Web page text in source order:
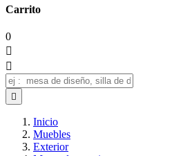
Carrito
0



Inicio
Muebles
Exterior